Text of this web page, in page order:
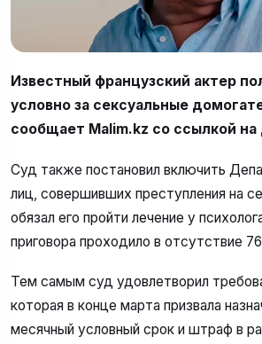
Известный французский актер
условно за сексуальные
сообщает Malim.kz со ссылкой на
Суд также постановил включить
лиц, совершивших преступления на
обязал его пройти лечение у
приговора проходило в отсутствие
Тем самым суд удовлетворил
которая в конце марта призвала
месячный условный срок и штраф в